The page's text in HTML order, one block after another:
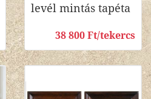
levél mintás tapéta
38 800 Ft/tekercs